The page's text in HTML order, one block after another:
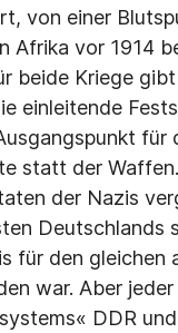
von einer
Afrika vor 1914
beide Kriege
einleitende
für
statt der
der Nazis
Deutschlands
für den
war. Aber
DDR